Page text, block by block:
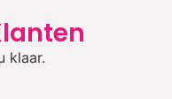
klaar.